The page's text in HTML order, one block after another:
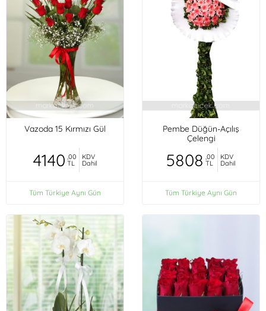
Vazoda 15 Kırmızı Gül
4140 ,00
TL
KDV
Dahil
Tüm Türkiye Aynı Gün
Pembe Düğün-Açılış
Çelengi
5808 ,00
TL
KDV
Dahil
Tüm Türkiye Aynı Gün